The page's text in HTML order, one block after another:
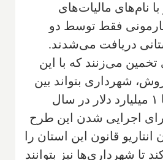
نام‌های مالیات‌های
فقط توسط دو
دریافت می‌شدند.
می‌زنند که با این
شهرداری بتواند بین
۸۰۰ میلیون دلار تا ۱ میلیارد دلار در سال
اجرایی شدن این طرح
قانون این استان را
تا شهرداری‌ها نیز بتوانند